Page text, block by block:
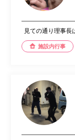
見ての通り理事長
施設内行事